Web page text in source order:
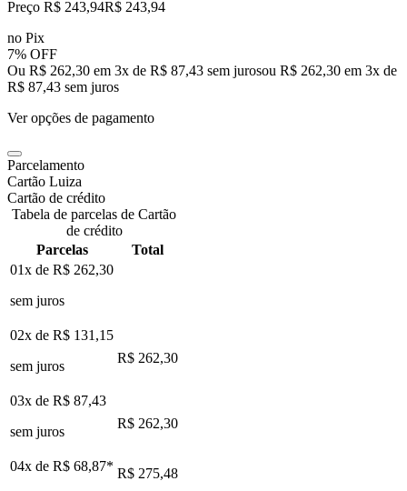
Preço R$ 243,94R$ 243,94
no Pix
7% OFF
Ou R$ 262,30 em 3x de R$ 87,43 sem jurosou R$ 262,30 em 3x de
R$ 87,43 sem juros
Ver opções de pagamento
Parcelamento
Cartão Luiza
Cartão de crédito
Tabela de parcelas de Cartão
de crédito
Parcelas
Total
01x de R$ 262,30
sem juros
02x de R$ 131,15
sem juros
R$ 262,30
03x de R$ 87,43
sem juros
R$ 262,30
04x de R$ 68,87* R$ 275,48